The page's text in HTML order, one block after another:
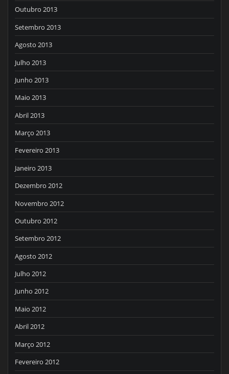
Outubro 2013
Setembro 2013
Agosto 2013
Julho 2013
Junho 2013
Maio 2013
Abril 2013
Março 2013
Fevereiro 2013
Janeiro 2013
Dezembro 2012
Novembro 2012
Outubro 2012
Setembro 2012
Agosto 2012
Julho 2012
Junho 2012
Maio 2012
Abril 2012
Março 2012
Fevereiro 2012